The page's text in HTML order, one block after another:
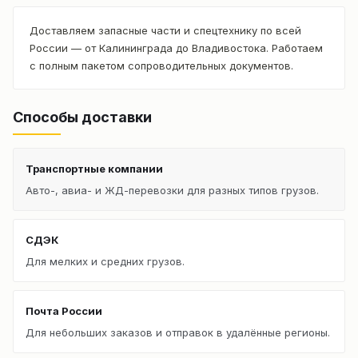
Доставляем запасные части и спецтехнику по всей
России — от Калининграда до Владивостока. Работаем
с полным пакетом сопроводительных документов.
Способы доставки
Транспортные компании
Авто-, авиа- и ЖД-перевозки для разных типов грузов.
СДЭК
Для мелких и средних грузов.
Почта России
Для небольших заказов и отправок в удалённые регионы.